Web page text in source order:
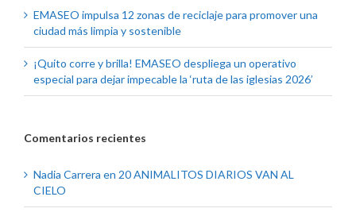
EMASEO impulsa 12 zonas de reciclaje para promover una
ciudad más limpia y sostenible
¡Quito corre y brilla! EMASEO despliega un operativo
especial para dejar impecable la ‘ruta de las iglesias 2026’
Comentarios recientes
Nadia Carrera en 20 ANIMALITOS DIARIOS VAN AL
CIELO